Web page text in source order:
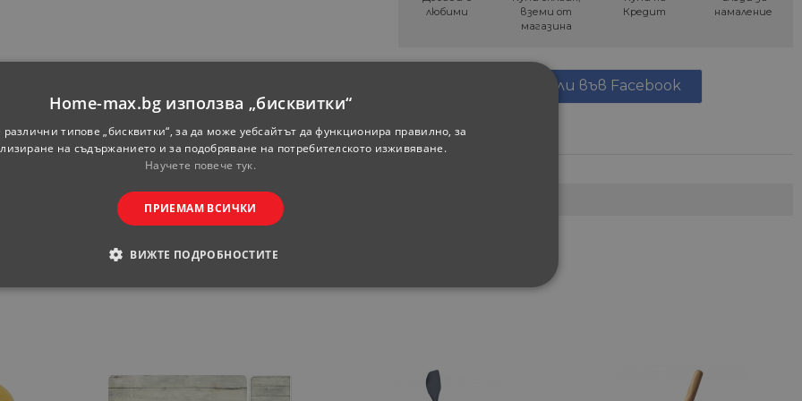
любими
вземи от
магазина
Кредит
намаление
Сподели във Facebook
За хранене
Home-max.bg използва „бисквитки“
типове „бисквитки“, за да може уебсайтът да функционира правилно, за
на съдържанието и за подобряване на потребителското изживяване.
Научете повече тук.
ПРИЕМАМ ВСИЧКИ
ВИЖТЕ ПОДРОБНОСТИТЕ